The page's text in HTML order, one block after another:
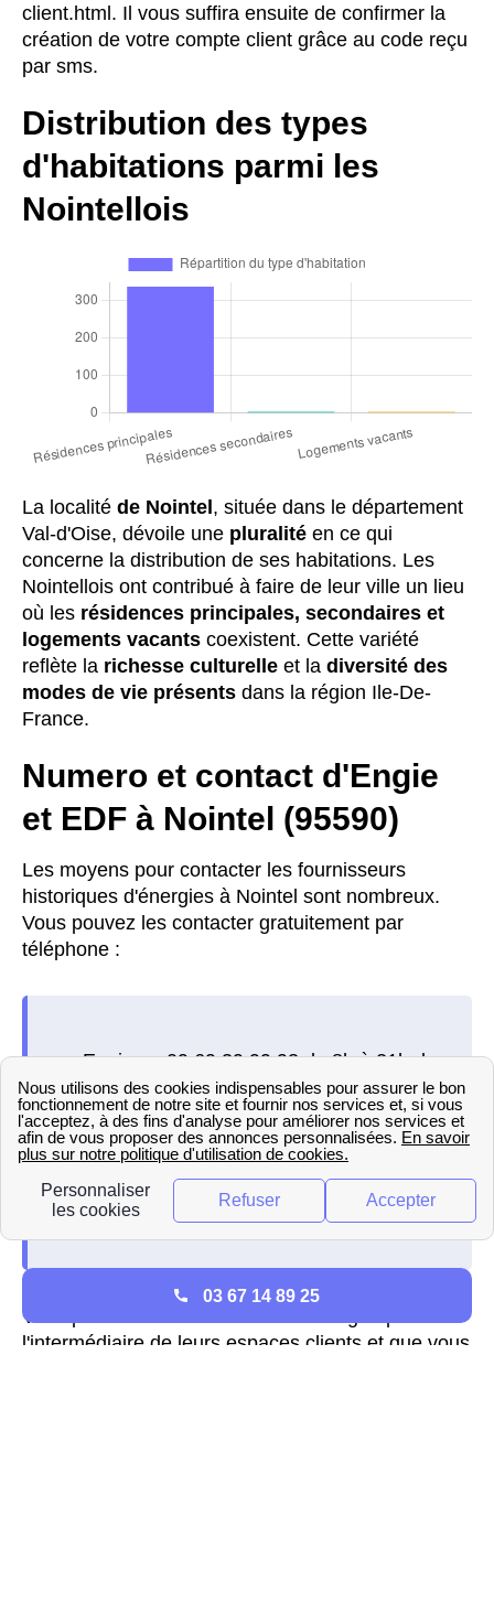
client.html. Il vous suffira ensuite de confirmer la
création de votre compte client grâce au code reçu
par sms.
Distribution des types
d'habitations parmi les
Nointellois
La localité de Nointel , située dans le département
Val-d'Oise, dévoile une pluralité en ce qui
concerne la distribution de ses habitations. Les
Nointellois ont contribué à faire de leur ville un lieu
où les résidences principales, secondaires et
logements vacants coexistent. Cette variété
reflète la richesse culturelle et la diversité des
modes de vie présents dans la région Ile-De-
France.
Numero et contact d'Engie
et EDF à Nointel (95590)
Les moyens pour contacter les fournisseurs
historiques d'énergies à Nointel sont nombreux.
Vous pouvez les contacter gratuitement par
téléphone :
Vous pouvez aussi les contacter en ligne par
l'intermédiaire de leurs espaces clients et que vous
03 67 14 89 25